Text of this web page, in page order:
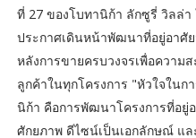
ที่ 27 ของโบทานิก้า ลักซูรี่ วิลล่
ประกาศเดินหน้าพัฒนาที่อยู่อาศั
หลังการขายครบวงจรเพื่อความ
ลูกค้าในทุกโครงการ "หัวใจในก
นิก้า คือการพัฒนาโครงการที่อยู่
ศักยภาพ ดีไซน์เป็นเอกลักษณ์ แ